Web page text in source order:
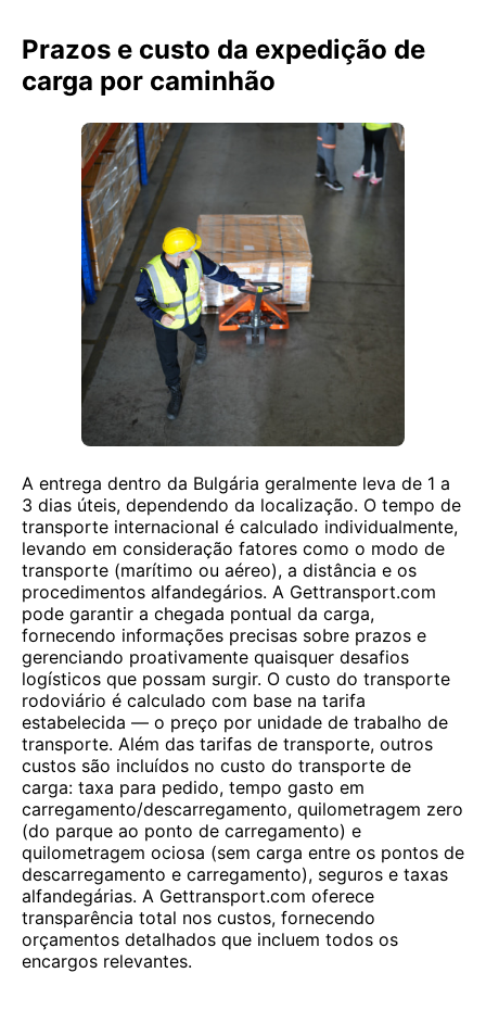
Prazos e custo da expedição de
carga por caminhão
A entrega dentro da Bulgária geralmente leva de 1 a
3 dias úteis, dependendo da localização. O tempo de
transporte internacional é calculado individualmente,
levando em consideração fatores como o modo de
transporte (marítimo ou aéreo), a distância e os
procedimentos alfandegários. A Gettransport.com
pode garantir a chegada pontual da carga,
fornecendo informações precisas sobre prazos e
gerenciando proativamente quaisquer desafios
logísticos que possam surgir. O custo do transporte
rodoviário é calculado com base na tarifa
estabelecida — o preço por unidade de trabalho de
transporte. Além das tarifas de transporte, outros
custos são incluídos no custo do transporte de
carga: taxa para pedido, tempo gasto em
carregamento/descarregamento, quilometragem zero
(do parque ao ponto de carregamento) e
quilometragem ociosa (sem carga entre os pontos de
descarregamento e carregamento), seguros e taxas
alfandegárias. A Gettransport.com oferece
transparência total nos custos, fornecendo
orçamentos detalhados que incluem todos os
encargos relevantes.